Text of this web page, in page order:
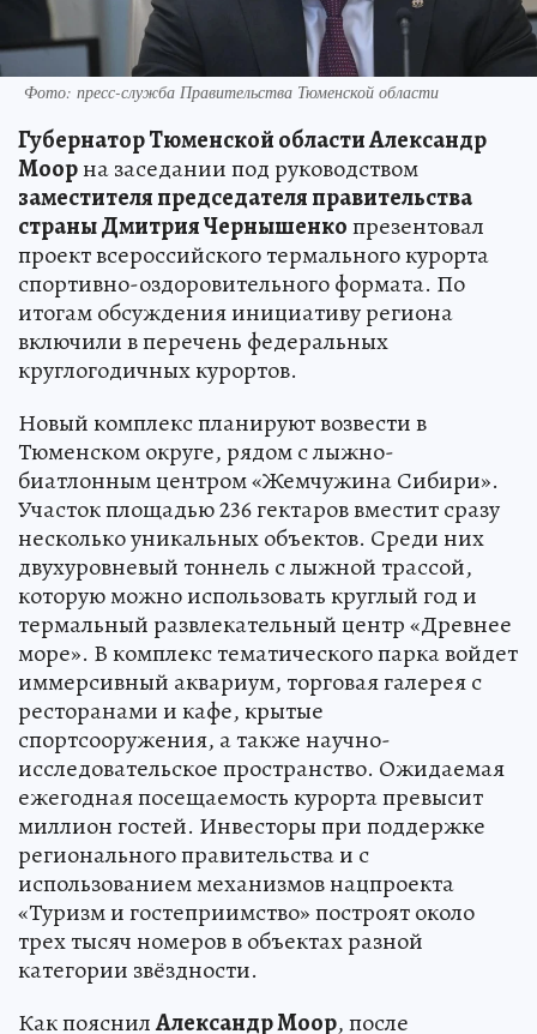
Фото: пресс-служба Правительства Тюменской области
Губернатор Тюменской области Александр
Моорна заседании под руководством
заместителя председателя правительства
страны Дмитрия Чернышенкопрезентовал
проект всероссийского термального курорта
спортивно-оздоровительного формата. По
итогам обсуждения инициативу региона
включили в перечень федеральных
круглогодичных курортов.
Новый комплекс планируют возвести в
Тюменском округе, рядом с лыжно-
биатлонным центром «Жемчужина Сибири».
Участок площадью 236 гектаров вместит сразу
несколько уникальных объектов. Среди них
двухуровневый тоннель с лыжной трассой,
которую можно использовать круглый год и
термальный развлекательный центр «Древнее
море». В комплекс тематического парка войдет
иммерсивный аквариум, торговая галерея с
ресторанами и кафе, крытые
спортсооружения, а также научно-
исследовательское пространство. Ожидаемая
ежегодная посещаемость курорта превысит
миллион гостей. Инвесторы при поддержке
регионального правительства и с
использованием механизмов нацпроекта
«Туризм и гостеприимство» построят около
трех тысяч номеров в объектах разной
категории звёздности.
Как пояснилАлександр Моор, после